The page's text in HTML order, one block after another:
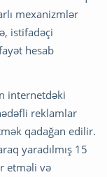
mexanizmlər
istifadəçi
hesab
internetdəki
reklamlar
qadağan edilir.
yaradılmış 15
etməli və